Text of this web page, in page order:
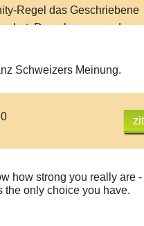
Regel das Geschriebene
hat. Dann kann man das
Schweizers Meinung.
how strong you really are -
the only choice you have.